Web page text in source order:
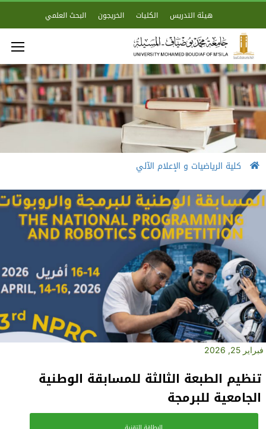
هيئة التدريس الكليات الخريجون البحث العلمي
كلية الرياضيات و الإعلام الآلي
فبراير 25, 2026
تنظيم الطبعة الثالثة للمسابقة الوطنية
الجامعية للبرمجة